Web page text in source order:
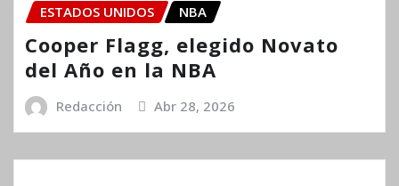
ESTADOS UNIDOS NBA
Cooper Flagg, elegido Novato
del Año en la NBA
Redacción Abr 28, 2026